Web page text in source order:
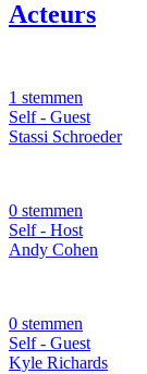
Acteurs
1 stemmen
Self - Guest
Stassi Schroeder
0 stemmen
Self - Host
Andy Cohen
0 stemmen
Self - Guest
Kyle Richards